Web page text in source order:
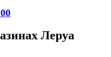
Леруа